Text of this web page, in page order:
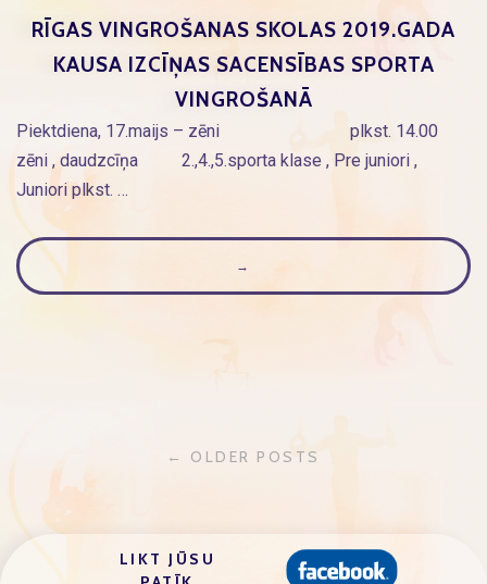
RĪGAS VINGROŠANAS SKOLAS 2019.GADA
KAUSA IZCĪŅAS SACENSĪBAS SPORTA
VINGROŠANĀ
Piektdiena, 17.maijs – zēni plkst. 14.00
zēni , daudzcīņa 2.,4.,5.sporta klase , Pre juniori ,
Juniori plkst. …
→
NAVIGĀCIJA
← OLDER POSTS
LIKT JŪSU